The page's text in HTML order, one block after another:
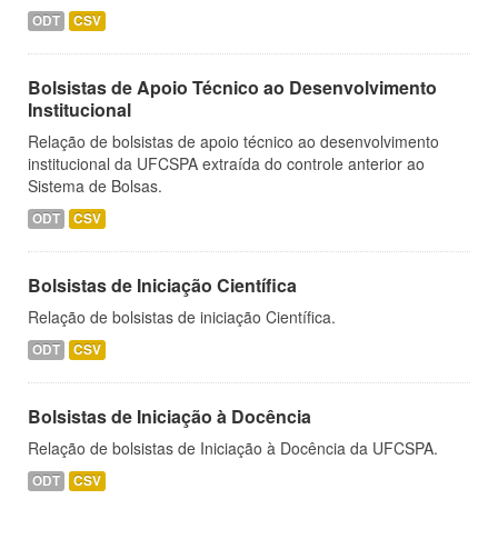
ODT CSV
Bolsistas de Apoio Técnico ao Desenvolvimento
Institucional
Relação de bolsistas de apoio técnico ao desenvolvimento
institucional da UFCSPA extraída do controle anterior ao
Sistema de Bolsas.
ODT CSV
Bolsistas de Iniciação Científica
Relação de bolsistas de iniciação Científica.
ODT CSV
Bolsistas de Iniciação à Docência
Relação de bolsistas de Iniciação à Docência da UFCSPA.
ODT CSV